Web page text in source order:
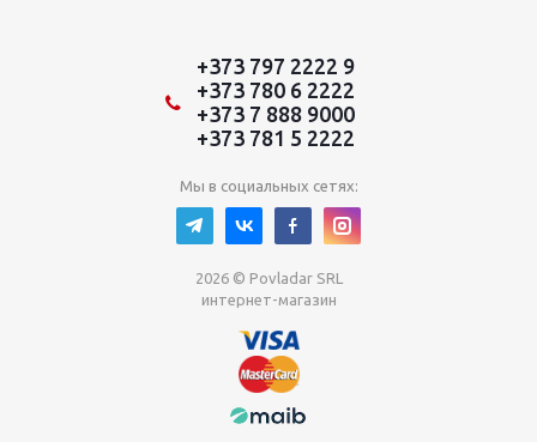
+373 797 2222 9
+373 780 6 2222
+373 7 888 9000
+373 781 5 2222
Мы в социальных сетях:
2026 © Povladar SRL
интернет-магазин